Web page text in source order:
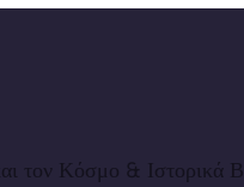
τον Κόσμο & Ιστορικά